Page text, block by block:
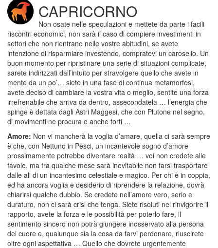
CAPRICORNO
Non osate nelle speculazioni e mettete da parte i facili
riscontri economici, non sarà il caso di compiere investimenti in
settori che non rientrano nelle vostre abitudini, se avete
intenzione di risparmiare investendo, compratevi un carosello. Un
buon momento per ripristinare una serie di situazioni complicate,
sarete indirizzati dall’intuito per stravolgere quello che avete in
mente da un po’… siete in una fase di continua metamorfosi,
avete deciso di cambiare la vostra vita o meglio, sentite una forza
irrefrenabile che arriva da dentro, assecondatela … l’energia che
spinge è dettata dagli Astri Maggesi, che con Plutone nel segno,
di movimenti ne procura e anche forti …
Amore: Non vi mancherà la voglia d’amare, quella ci sarà sempre
è che, con Nettuno in Pesci, un incantevole sogno d’amore
prossimamente potrebbe diventare realtà … voi non credete alle
favole, ma fra qualche mese sarà inevitabile non farsi trasportare
dalle ali di un incantesimo celestiale e magico. Per chi è in coppia,
ed ha ancora voglia e desiderio di riprendere la relazione, dovrà
chiarirsi qualche dubbio. Se credete nell’amore vero, serio e
duraturo, non ci sarà crisi che tenga. Siete risoluti nel rinvigorire il
rapporto, avete la forza e le possibilità per poterlo fare, il
sentimento sincero non potrà giungere inosservato alla persona
del cuore e, qualunque sia la cosa da farvi perdonare, riuscirete
oltre ogni aspettativa … Quello che dovrete urgentemente